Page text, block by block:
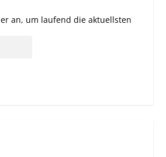
an, um laufend die aktuellsten